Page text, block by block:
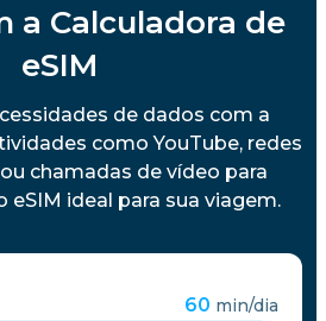
a Calculadora de
eSIM
de dados com a
como YouTube, redes
chamadas de vídeo para
eSIM ideal para sua viagem.
60 min/dia